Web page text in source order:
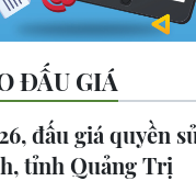
ĐẤU GIÁ
đấu giá quyền
tỉnh Quảng Trị